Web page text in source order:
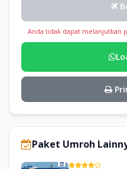
Anda tidak dapat melanjutkan
Paket Umroh